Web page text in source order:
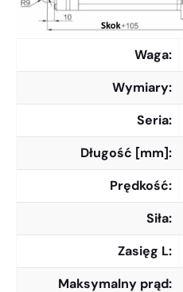
Waga
Wymiary
Seria
Długość [mm]
Prędkość
Siła
Zasięg L
Maksymalny prąd